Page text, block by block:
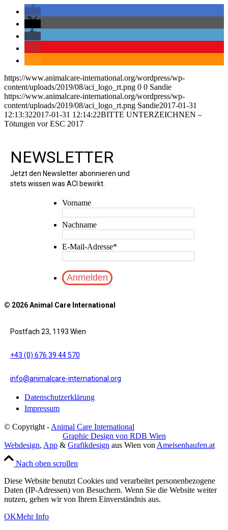
https://www.animalcare-international.org/wordpress/wp-
content/uploads/2019/08/aci_logo_rt.png 0 0 Sandie
https://www.animalcare-international.org/wordpress/wp-
content/uploads/2019/08/aci_logo_rt.png Sandie2017-01-31
12:13:322017-01-31 12:14:22BITTE UNTERZEICHNEN –
Tötungen vor ESC 2017
NEWSLETTER
Jetzt den Newsletter abonnieren und
stets wissen was ACI bewirkt.
Vorname
Nachname
E-Mail-Adresse*
© 2026 Animal Care International
Postfach 23, 1193 Wien
+43 (0) 676 39 44 570
info@animalcare-international.org
Datenschutzerklärung
Impressum
© Copyright - Animal Care International
Graphic Design von RDB Wien
Webdesign, App & Grafikdesign aus Wien von Ameisenhaufen.at
Nach oben scrollen
Diese Website benutzt Cookies und verarbeitet personenbezogene
Daten (IP-Adressen) von Besuchern. Wenn Sie die Website weiter
nutzen, gehen wir von Ihrem Einverständnis aus.
OKMehr Info